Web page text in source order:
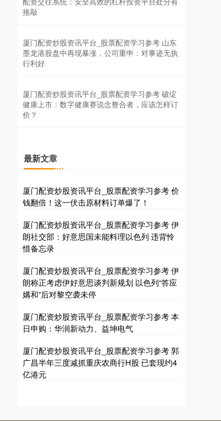
推敲
厦门配资炒股资讯平台_股票配资学习参考 山东
墨龙港股盘中再现暴涨，公司重申：对事迹无执
行利好
厦门配资炒股资讯平台_股票配资学习参考 破绽
健康上市：数字健康赛说念整合者，应该怎样订
价？
最新文章
厦门配资炒股资讯平台_股票配资学习参考 价
钱翻倍！这一伏击原材料订单爆了！
厦门配资炒股资讯平台_股票配资学习参考 伊
朗社交部：好意思国未能料理以色列 违背怜
惜备忘录
厦门配资炒股资讯平台_股票配资学习参考 伊
朗称正考虑伊好意思谈判新规划 以色列“答应
媾和”后对黎空袭未停
厦门配资炒股资讯平台_股票配资学习参考 本
日申购：华润新动力、益坤电气
厦门配资炒股资讯平台_股票配资学习参考 郭
广昌半年三度减抓重庆农商行H股 已套现约4
亿港元